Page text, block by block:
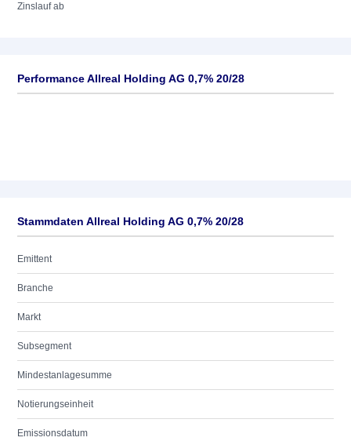
Zinslauf ab
Performance Allreal Holding AG 0,7% 20/28
Stammdaten Allreal Holding AG 0,7% 20/28
Emittent
Branche
Markt
Subsegment
Mindestanlagesumme
Notierungseinheit
Emissionsdatum